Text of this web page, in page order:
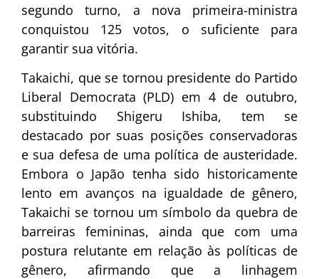
segundo turno, a nova primeira-ministra
conquistou 125 votos, o suficiente para
garantir sua vitória.
Takaichi, que se tornou presidente do Partido
Liberal Democrata (PLD) em 4 de outubro,
substituindo Shigeru Ishiba, tem se
destacado por suas posições conservadoras
e sua defesa de uma política de austeridade.
Embora o Japão tenha sido historicamente
lento em avanços na igualdade de gênero,
Takaichi se tornou um símbolo da quebra de
barreiras femininas, ainda que com uma
postura relutante em relação às políticas de
gênero, afirmando que a linhagem